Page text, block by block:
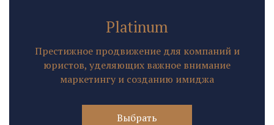
Platinum
Престижное продвижение для компаний и
юристов, уделяющих важное внимание
маркетингу и созданию имиджа
Выбрать